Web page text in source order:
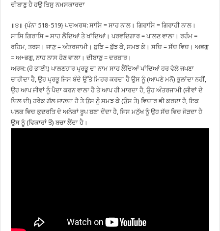
ਦੀਬਾਣੁ ਹੈ ਹਉ ਤਿਸੁ ਨਮਸਕਾਰਦਾ
॥੪॥ {ਪੰਨਾ 518-519} ਪਦਅਰਥ: ਸਾਸਿ = ਸਾਹ ਨਾਲ। ਗਿਰਾਸਿ = ਗਿਰਾਹੀ ਨਾਲ।
ਸਾਸਿ ਗਿਰਾਸਿ = ਸਾਹ ਲੈਂਦਿਆਂ ਤੇ ਖਾਂਦਿਆਂ। ਪਰਵਦਿਗਾਰ = ਪਾਲਣ ਵਾਲਾ। ਰਹੰਮ =
ਰਹਿਮ, ਤਰਸ। ਜਾਣੁ = ਅੰਤਰਜਾਮੀ। ਬੁਝਿ = ਬੁੱਝ ਕੇ, ਸਮਝ ਕੇ। ਸਚਿ = ਸੱਚ ਵਿਚ। ਅਭਗੁ
= ਅ+ਭਗੁ, ਨਾਹ ਨਾਸ ਹੋਣ ਵਾਲਾ। ਦੀਬਾਣੁ = ਦਰਬਾਰ।
ਅਰਥ: (ਹੇ ਭਾਈ!) ਪਾਲਣਹਾਰ ਪ੍ਰਭੂ ਦਾ ਨਾਮ ਸਾਹ ਲੈਂਦਿਆਂ ਖਾਂਦਿਆਂ ਹਰ ਵੇਲੇ ਜਪਣਾ
ਚਾਹੀਦਾ ਹੈ, ਉਹ ਪ੍ਰਭੂ ਜਿਸ ਬੰਦੇ ਉੱਤੇ ਮਿਹਰ ਕਰਦਾ ਹੈ ਉਸ ਨੂੰ (ਆਪਣੇ ਮਨੋਂ) ਭੁਲਾਂਦਾ ਨਹੀਂ,
ਉਹ ਆਪ ਜੀਵਾਂ ਨੂੰ ਪੈਦਾ ਕਰਨ ਵਾਲਾ ਹੈ ਤੇ ਆਪ ਹੀ ਮਾਰਦਾ ਹੈ, ਉਹ ਅੰਤਰਜਾਮੀ (ਜੀਵਾਂ ਦੇ
ਦਿਲ ਦੀ) ਹਰੇਕ ਗੱਲ ਜਾਣਦਾ ਹੈ ਤੇ ਉਸ ਨੂੰ ਸਮਝ ਕੇ (ਉਸ ਤੇ) ਵਿਚਾਰ ਭੀ ਕਰਦਾ ਹੈ, ਇਕ
ਪਲਕ ਵਿਚ ਕੁਦਰਤਿ ਦੇ ਅਨੇਕਾਂ ਰੂਪ ਬਣਾ ਦੇਂਦਾ ਹੈ, ਜਿਸ ਮਨੁੱਖ ਨੂੰ ਉਹ ਸੱਚ ਵਿਚ ਜੋੜਦਾ ਹੈ
ਉਸ ਨੂੰ (ਵਿਕਾਰਾਂ ਤੋਂ) ਬਚਾ ਲੈਂਦਾ ਹੈ।